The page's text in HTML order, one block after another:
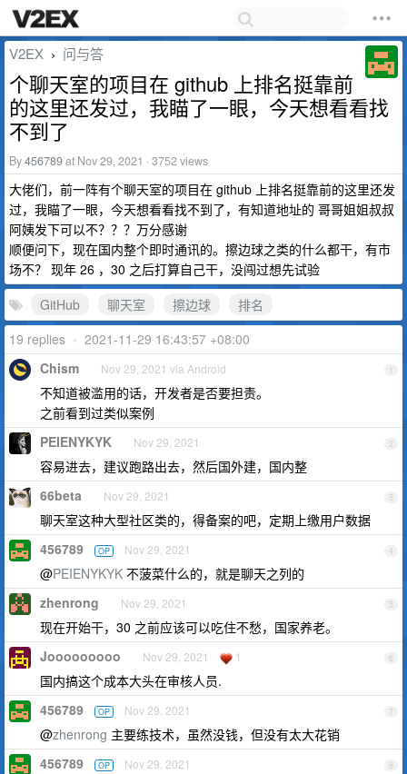
V2EX › 问与答
个聊天室的项目在 github 上排名挺靠前
的这里还发过，我瞄了一眼，今天想看看找
不到了
By456789at Nov 29, 2021 · 3752 views
大佬们，前一阵有个聊天室的项目在 github 上排名挺靠前的这里还发
过，我瞄了一眼，今天想看看找不到了，有知道地址的 哥哥姐姐叔叔
阿姨发下可以不？？？万分感谢
顺便问下，现在国内整个即时通讯的。擦边球之类的什么都干，有市
场不？ 现年 26 ，30 之后打算自己干，没闯过想先试验
GitHub
聊天室 擦边球
排名
19 replies • 2021-11-29 16:43:57 +08:00
1
Chism Nov 29, 2021 via Android
不知道被滥用的话，开发者是否要担责。
之前看到过类似案例
2
PEIENYKYK Nov 29, 2021
容易进去，建议跑路出去，然后国外建，国内整
3
66beta Nov 29, 2021
聊天室这种大型社区类的，得备案的吧，定期上缴用户数据
4
456789 OP Nov 29, 2021
@PEIENYKYK 不菠菜什么的，就是聊天之列的
5
zhenrong Nov 29, 2021
现在开始干，30 之前应该可以吃住不愁，国家养老。
6
Jooooooooo Nov 29, 2021 1
国内搞这个成本大头在审核人员.
7
456789 OP Nov 29, 2021
@zhenrong 主要练技术，虽然没钱，但没有太大花销
8
456789 OP Nov 29, 2021